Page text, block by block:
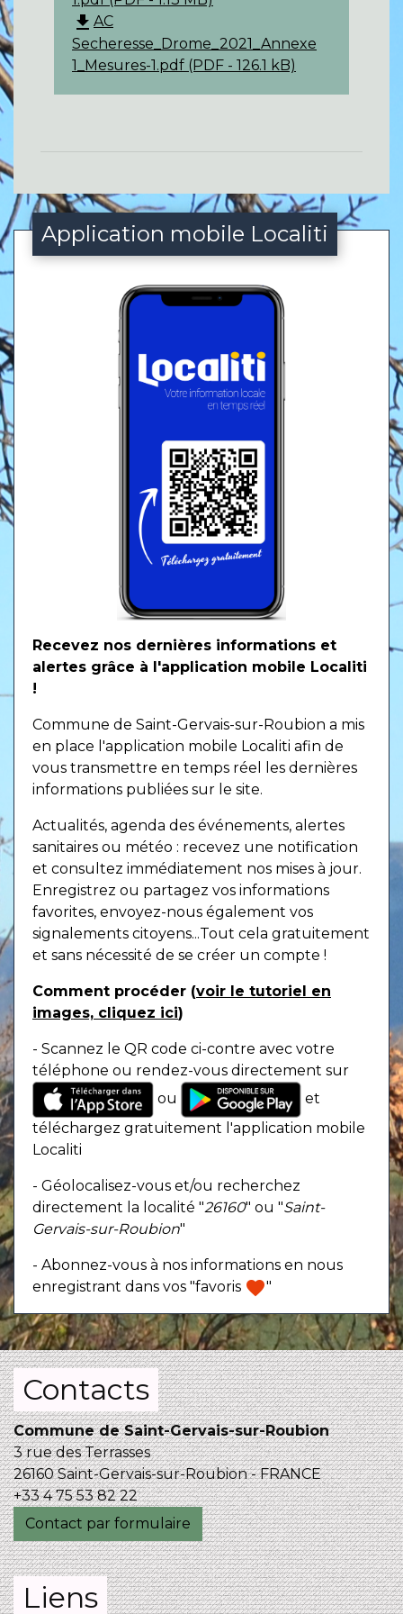
file_download AC
Secheresse_Drome_2021_Annexe
1_Mesures-1.pdf (PDF - 126.1 kB)
Application mobile Localiti
Recevez nos dernières informations et
alertes grâce à l'application mobile Localiti
!
Commune de Saint-Gervais-sur-Roubion a mis
en place l'application mobile Localiti afin de
vous transmettre en temps réel les dernières
informations publiées sur le site.
Actualités, agenda des événements, alertes
sanitaires ou météo : recevez une notification
et consultez immédiatement nos mises à jour.
Enregistrez ou partagez vos informations
favorites, envoyez-nous également vos
signalements citoyens...Tout cela gratuitement
et sans nécessité de se créer un compte !
Comment procéder (voir le tutoriel en
images, cliquez ici)
- Scannez le QR code ci-contre avec votre
téléphone ou rendez-vous directement sur
ou
et
téléchargez gratuitement l'application mobile
Localiti
- Géolocalisez-vous et/ou recherchez
directement la localité "26160" ou "Saint-
Gervais-sur-Roubion"
- Abonnez-vous à nos informations en nous
enregistrant dans vos "favoris favorite"
Contacts
Commune de Saint-Gervais-sur-Roubion
3 rue des Terrasses
26160 Saint-Gervais-sur-Roubion - FRANCE
+33 4 75 53 82 22
Contact par formulaire
Liens